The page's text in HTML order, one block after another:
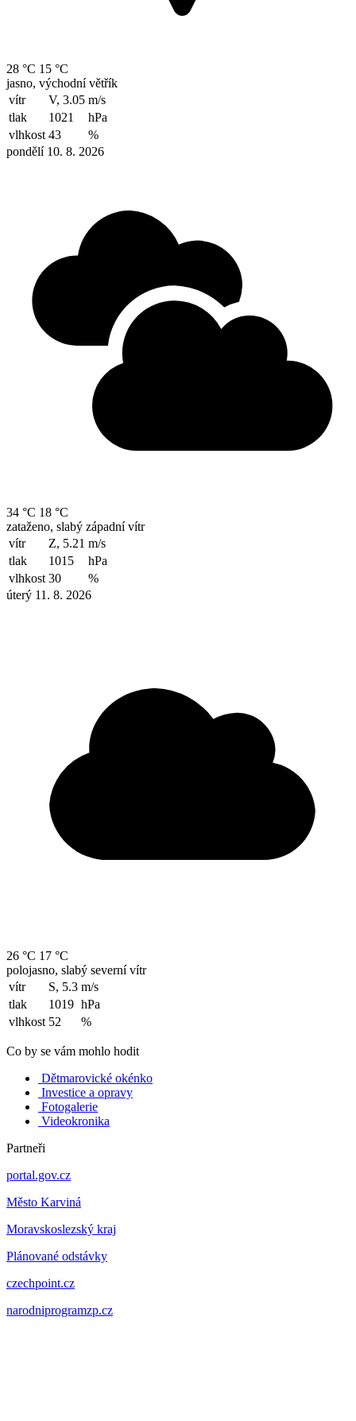
28 °C 15 °C
jasno, východní větřík
vítr
V, 3.05 m/s
tlak
1021
hPa
vlhkost 43
%
pondělí 10. 8. 2026
34 °C 18 °C
zataženo, slabý západní vítr
vítr
Z, 5.21 m/s
tlak
1015
hPa
vlhkost 30
%
úterý 11. 8. 2026
26 °C 17 °C
polojasno, slabý severní vítr
vítr
S, 5.3 m/s
tlak
1019 hPa
vlhkost 52 %
Co by se vám mohlo hodit
Dětmarovické okénko
Investice a opravy
Fotogalerie
Videokronika
Partneři
portal.gov.cz
Město Karviná
Moravskoslezský kraj
Plánované odstávky
czechpoint.cz
narodniprogramzp.cz